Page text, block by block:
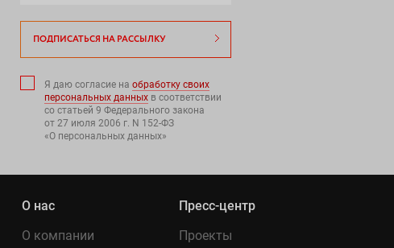
ПОДПИСАТЬСЯ НА РАССЫЛКУ
Я даю согласие на обработку своих
персональных данных в соответствии
со статьей 9 Федерального закона
от 27 июля 2006 г. N 152-ФЗ
«О персональных данных»
О нас
О компании
Пресс-центр
Проекты